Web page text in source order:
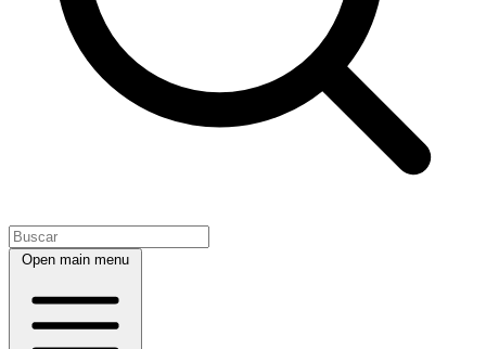
Open main menu